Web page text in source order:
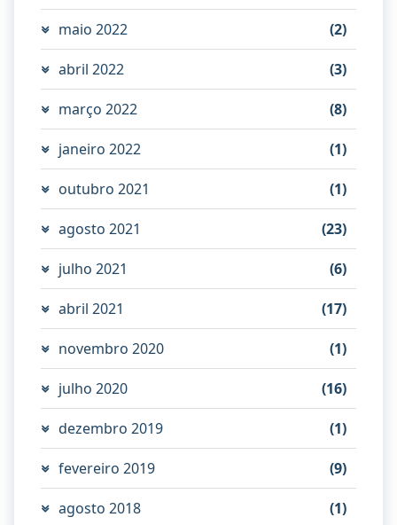
maio 2022 (2)
abril 2022 (3)
março 2022 (8)
janeiro 2022 (1)
outubro 2021 (1)
agosto 2021 (23)
julho 2021 (6)
abril 2021 (17)
novembro 2020 (1)
julho 2020 (16)
dezembro 2019 (1)
fevereiro 2019 (9)
agosto 2018 (1)